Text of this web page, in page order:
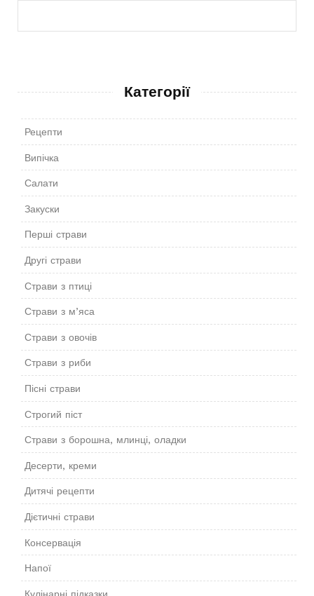
Категорії
Рецепти
Випічка
Салати
Закуски
Перші страви
Другі страви
Страви з птиці
Страви з м’яса
Страви з овочів
Страви з риби
Пісні страви
Строгий піст
Страви з борошна, млинці, оладки
Десерти, креми
Дитячі рецепти
Дієтичні страви
Консервація
Напої
Кулінарні підказки